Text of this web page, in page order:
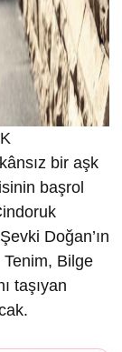
bir aşk
başrol
Doğan’ın
Bilge
taşıyan